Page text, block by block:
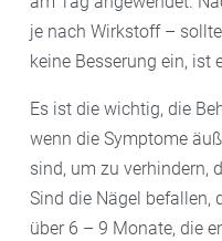
je nach Wirkstoff –
keine Besserung ein, ist
Es ist die wichtig, die
wenn die Symptome
sind, um zu verhindern,
Sind die Nägel befallen,
über 6 – 9 Monate, die